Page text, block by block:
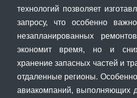
технологий позволяет
запросу, что особенно
незапланированных
экономит время, но и
хранение запасных частей и
отдаленные регионы.
авиакомпаний, выполняющих